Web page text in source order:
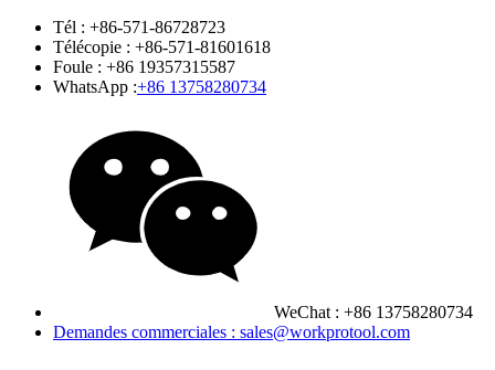
Tél : +86-571-86728723
Télécopie : +86-571-81601618
Foule : +86 19357315587
WhatsApp :+86 13758280734
WeChat : +86 13758280734
Demandes commerciales : sales@workprotool.com